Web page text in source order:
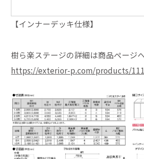
【インナーデッキ仕様】
樹ら楽ステージの詳細は商品ページ
https://exterior-p.com/products/